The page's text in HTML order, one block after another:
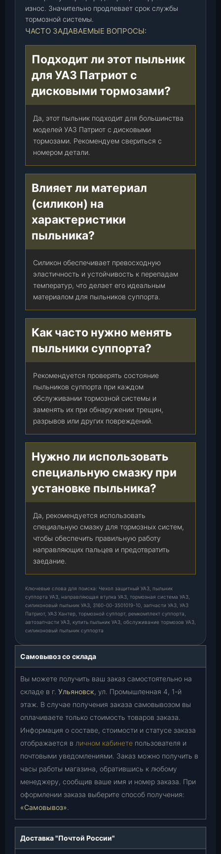
п
о
р
ш
износ. Значительно продлевает срок службы
тормозной системы.
ЧАСТО ЗАДАВАЕМЫЕ ВОПРОСЫ:
Подходит ли этот пыльник
для УАЗ Патриот с
дисковыми тормозами?
Да, этот пыльник подходит для большинства
моделей УАЗ Патриот с дисковыми
тормозами. Рекомендуем свериться с
номером детали.
Влияет ли материал
(силикон) на
характеристики
пыльника?
Силикон обеспечивает превосходную
эластичность и устойчивость к перепадам
температур, что делает его идеальным
материалом для пыльников суппорта.
Как часто нужно менять
пыльники суппорта?
Рекомендуется проверять состояние
пыльников суппорта при каждом
обслуживании тормозной системы и
заменять их при обнаружении трещин,
разрывов или других повреждений.
Нужно ли использовать
специальную смазку при
установке пыльника?
Да, рекомендуется использовать
специальную смазку для тормозных систем,
чтобы обеспечить правильную работу
направляющих пальцев и предотвратить
заедание.
Ключевые слова для поиска: Чехол защитный УАЗ, пыльник
суппорта УАЗ, направляющая втулка УАЗ, тормозная система УАЗ,
силиконовый пыльник УАЗ, 3160-00-3501019-10, запчасти УАЗ, УАЗ
Патриот, УАЗ Хантер, тормозной суппорт, ремкомплект суппорта,
автозапчасти УАЗ, купить пыльник УАЗ, обслуживание тормозов УАЗ,
силиконовый пыльник суппорта
Самовывоз со склада
Вы можете получить ваш заказ самостоятельно на
складе в г. Ульяновск, ул. Промышленная 4, 1-й
этаж. В случае получения заказа самовывозом вы
оплачиваете только стоимость товаров заказа.
Информация о составе, стоимости и статусе заказа
отображается в личном кабинете пользователя и
почтовыми уведомлениями. Заказ можно получить в
часы работы магазина, обратившись к любому
менеджеру, сообщив ваше имя и номер заказа. При
оформлении заказа выберите способ получения:
«Самовывоз».
Доставка "Почтой России"